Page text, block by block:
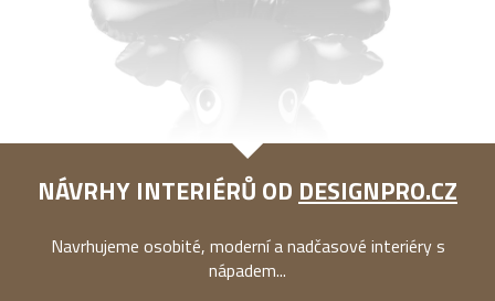
NÁVRHY INTERIÉRŮ OD DESIGNPRO.CZ
Navrhujeme osobité, moderní a nadčasové interiéry s
nápadem...